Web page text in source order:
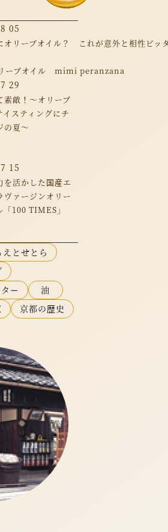
05
オリーブオイル？ これが意外と相性ピッ
ーブオイル mimi peranzana
29
素敵！～オリーブ
イスティングにチ
の夏～
15
を活かした国産エ
ヴァージンオリー
「100 TIMES」
とせとら
ー
油
京都の歴史